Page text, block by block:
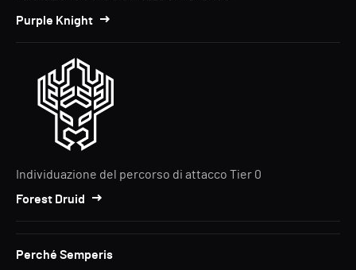
Purple Knight
Individuazione del percorso di attacco Tier 0
Forest Druid
Perché Semperis